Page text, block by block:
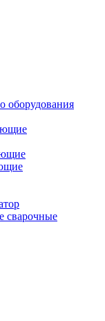
оборудования
сварочные